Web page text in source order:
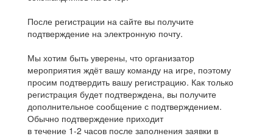
После регистрации на сайте вы получите
подтверждение на электронную почту.
Мы хотим быть уверены, что организатор
мероприятия ждёт вашу команду на игре, поэтому
просим подтвердить вашу регистрацию. Как только
регистрация будет подтверждена, вы получите
дополнительное сообщение с подтверждением.
Обычно подтверждение приходит
в течение 1-2 часов после заполнения заявки в